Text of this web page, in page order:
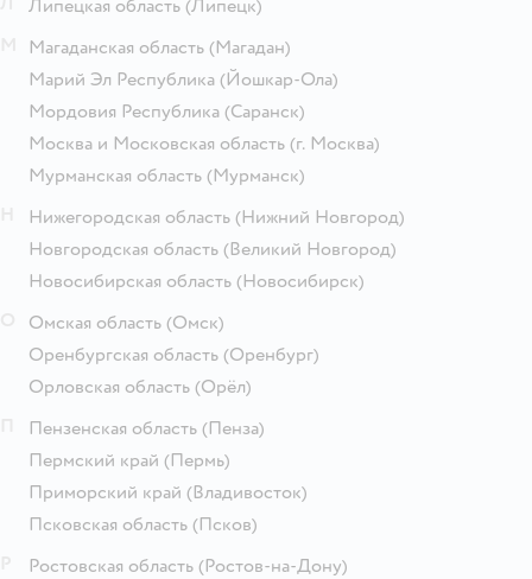
Липецкая область (Липецк)
Магаданская область (Магадан)
Марий Эл Республика (Йошкар-Ола)
Мордовия Республика (Саранск)
Москва и Московская область (г. Москва)
Мурманская область (Мурманск)
Нижегородская область (Нижний Новгород)
Новгородская область (Великий Новгород)
Новосибирская область (Новосибирск)
Омская область (Омск)
Оренбургская область (Оренбург)
Орловская область (Орёл)
Пензенская область (Пенза)
Пермский край (Пермь)
Приморский край (Владивосток)
Псковская область (Псков)
Ростовская область (Ростов-на-Дону)